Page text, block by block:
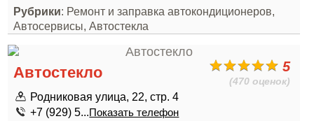
Рубрики: Ремонт и заправка автокондиционеров,
Автосервисы, Автостекла
5
(470 оценок)
Автостекло
Родниковая улица, 22, стр. 4
+7 (929) 5...Показать телефон